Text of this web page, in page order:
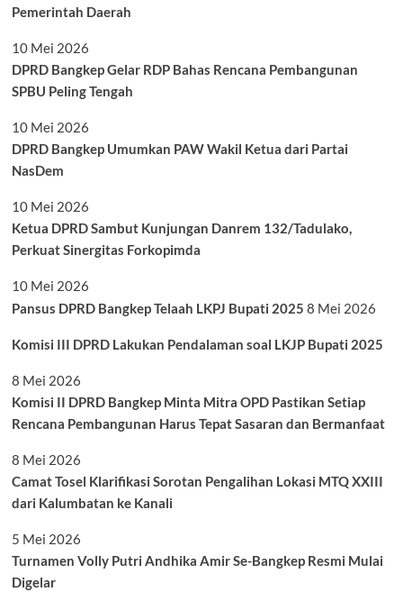
Pemerintah Daerah
10 Mei 2026
DPRD Bangkep Gelar RDP Bahas Rencana Pembangunan
SPBU Peling Tengah
10 Mei 2026
DPRD Bangkep Umumkan PAW Wakil Ketua dari Partai
NasDem
10 Mei 2026
Ketua DPRD Sambut Kunjungan Danrem 132/Tadulako,
Perkuat Sinergitas Forkopimda
10 Mei 2026
Pansus DPRD Bangkep Telaah LKPJ Bupati 2025 8 Mei 2026
Komisi III DPRD Lakukan Pendalaman soal LKJP Bupati 2025
8 Mei 2026
Komisi II DPRD Bangkep Minta Mitra OPD Pastikan Setiap
Rencana Pembangunan Harus Tepat Sasaran dan Bermanfaat
8 Mei 2026
Camat Tosel Klarifikasi Sorotan Pengalihan Lokasi MTQ XXIII
dari Kalumbatan ke Kanali
5 Mei 2026
Turnamen Volly Putri Andhika Amir Se-Bangkep Resmi Mulai
Digelar